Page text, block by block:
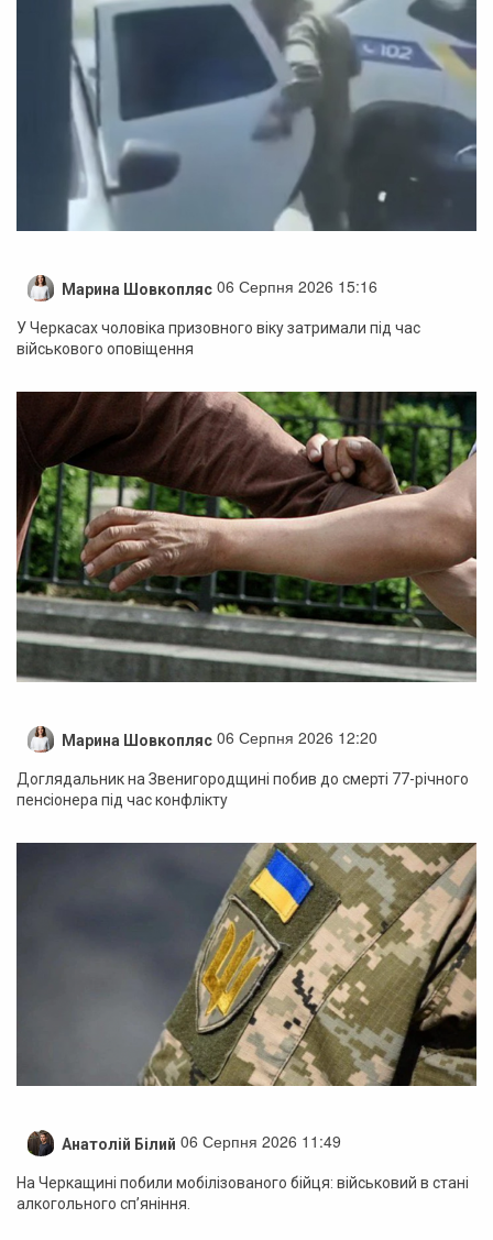
Марина Шовкопляс 06 Серпня 2026 15:16
У Черкасах чоловіка призовного віку затримали під час
військового оповіщення
Марина Шовкопляс 06 Серпня 2026 12:20
Доглядальник на Звенигородщині побив до смерті 77-річного
пенсіонера під час конфлікту
Анатолій Білий 06 Серпня 2026 11:49
На Черкащині побили мобілізованого бійця: військовий в стані
алкогольного сп’яніння.